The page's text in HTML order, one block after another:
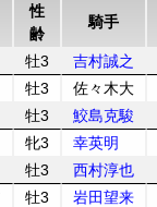
性
齢
騎手
牡3
吉村誠之
牡3
佐々木大
牡3
鮫島克駿
牝3
幸英明
牡3
西村淳也
牡3
岩田望来